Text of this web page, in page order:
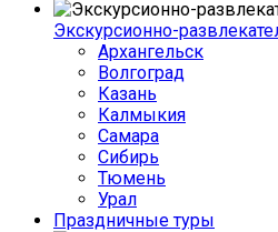
Экскурсионно-
Архангельск
Волгоград
Казань
Калмыкия
Самара
Сибирь
Тюмень
Урал
Праздничные туры